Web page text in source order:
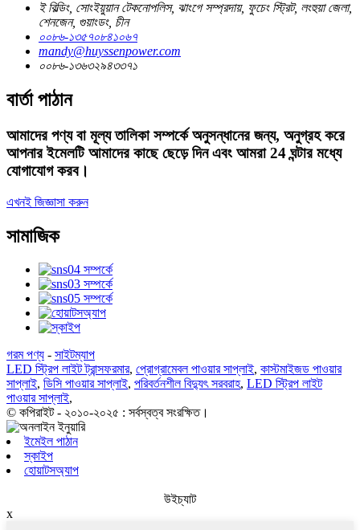
ই বিল্ডিং, সোংইয়ুয়ান টেকনোপলিস, ঝাংগে সম্প্রদায়, ফুচেং স্ট্রিট, লংহুয়া জেলা,
শেনজেন, গুয়াংডং, চীন
০০৮৬-১৩৫৭০৮৪১০৬৭
mandy@huyssenpower.com
০০৮৬-১৩৬৩২৯৪৩৩৭১
বার্তা পাঠান
আমাদের পণ্য বা মূল্য তালিকা সম্পর্কে অনুসন্ধানের জন্য, অনুগ্রহ করে
আপনার ইমেলটি আমাদের কাছে ছেড়ে দিন এবং আমরা 24 ঘন্টার মধ্যে
যোগাযোগ করব।
এখনই জিজ্ঞাসা করুন
সামাজিক
গরম পণ্য - সাইটম্যাপ
LED স্ট্রিপ লাইট ট্রান্সফরমার, প্রোগ্রামেবল পাওয়ার সাপ্লাই, কাস্টমাইজড পাওয়ার
সাপ্লাই, ডিসি পাওয়ার সাপ্লাই, পরিবর্তনশীল বিদ্যুৎ সরবরাহ, LED স্ট্রিপ লাইট
পাওয়ার সাপ্লাই,
© কপিরাইট - ২০১০-২০২৫ : সর্বস্বত্ব সংরক্ষিত।
ইমেইল পাঠান
স্কাইপ
হোয়াটসঅ্যাপ
উইচ্যাট
x